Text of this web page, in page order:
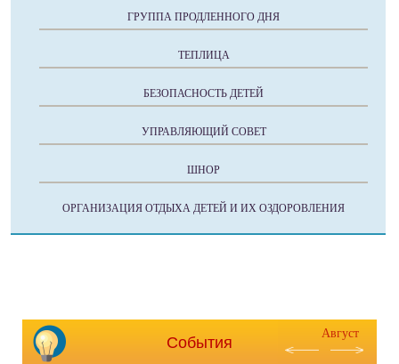
ГРУППА ПРОДЛЕННОГО ДНЯ
ТЕПЛИЦА
БЕЗОПАСНОСТЬ ДЕТЕЙ
УПРАВЛЯЮЩИЙ СОВЕТ
ШНОР
ОРГАНИЗАЦИЯ ОТДЫХА ДЕТЕЙ И ИХ ОЗДОРОВЛЕНИЯ
События
Август